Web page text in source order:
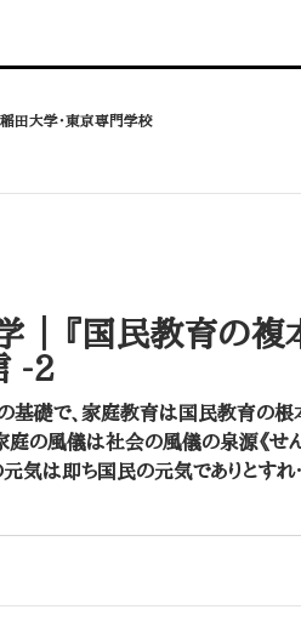
田大学・東京専門学校
｜ 『国民教育の複
-2
基礎で、家庭教育は国民教育の根
家庭の風儀は社会の風儀の泉源《せ
元気は即ち国民の元気でありとすれば